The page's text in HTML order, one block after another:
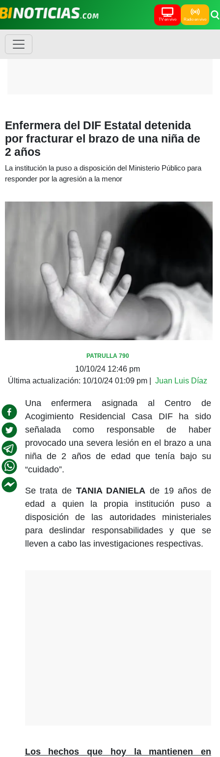
TV en vivo Radio en vivo
Enfermera del DIF Estatal detenida
por fracturar el brazo de una niña de
2 años
La institución la puso a disposición del Ministerio Público para
responder por la agresión a la menor
PATRULLA 790
10/10/24 12:46 pm
Última actualización: 10/10/24 01:09 pm Juan Luis Díaz
Una enfermera asignada al Centro de
Acogimiento Residencial Casa DIF ha sido
señalada como responsable de haber
provocado una severa lesión en el brazo a una
niña de 2 años de edad que tenía bajo su
“cuidado”.
Se trata de TANIA DANIELA de 19 años de
edad a quien la propia institución puso a
disposición de las autoridades ministeriales
para deslindar responsabilidades y que se
lleven a cabo las investigaciones respectivas.
Los hechos que hoy la mantienen en